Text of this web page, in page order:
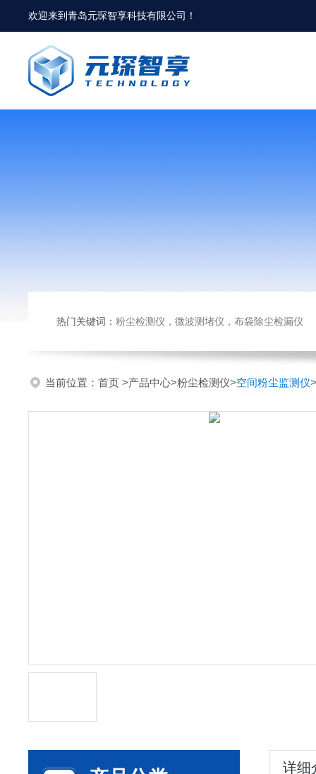
欢迎来到青岛元琛智享科技有限公司 ！
热门关键词： 粉尘检测仪，微波测堵仪，布袋除尘检漏仪
当前位置： 首页 >产品中心>粉尘检测仪>空间粉尘监测仪
详细